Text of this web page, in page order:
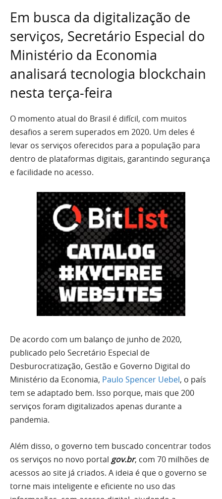
Em busca da digitalização de
serviços, Secretário Especial do
Ministério da Economia
analisará tecnologia blockchain
nesta terça-feira
O momento atual do Brasil é difícil, com muitos
desafios a serem superados em 2020. Um deles é
levar os serviços oferecidos para a população para
dentro de plataformas digitais, garantindo segurança
e facilidade no acesso.
De acordo com um balanço de junho de 2020,
publicado pelo Secretário Especial de
Desburocratização, Gestão e Governo Digital do
Ministério da Economia, Paulo Spencer Uebel, o país
tem se adaptado bem. Isso porque, mais que 200
serviços foram digitalizados apenas durante a
pandemia.
Além disso, o governo tem buscado concentrar todos
os serviços no novo portal gov.br, com 70 milhões de
acessos ao site já criados. A ideia é que o governo se
torne mais inteligente e eficiente no uso das